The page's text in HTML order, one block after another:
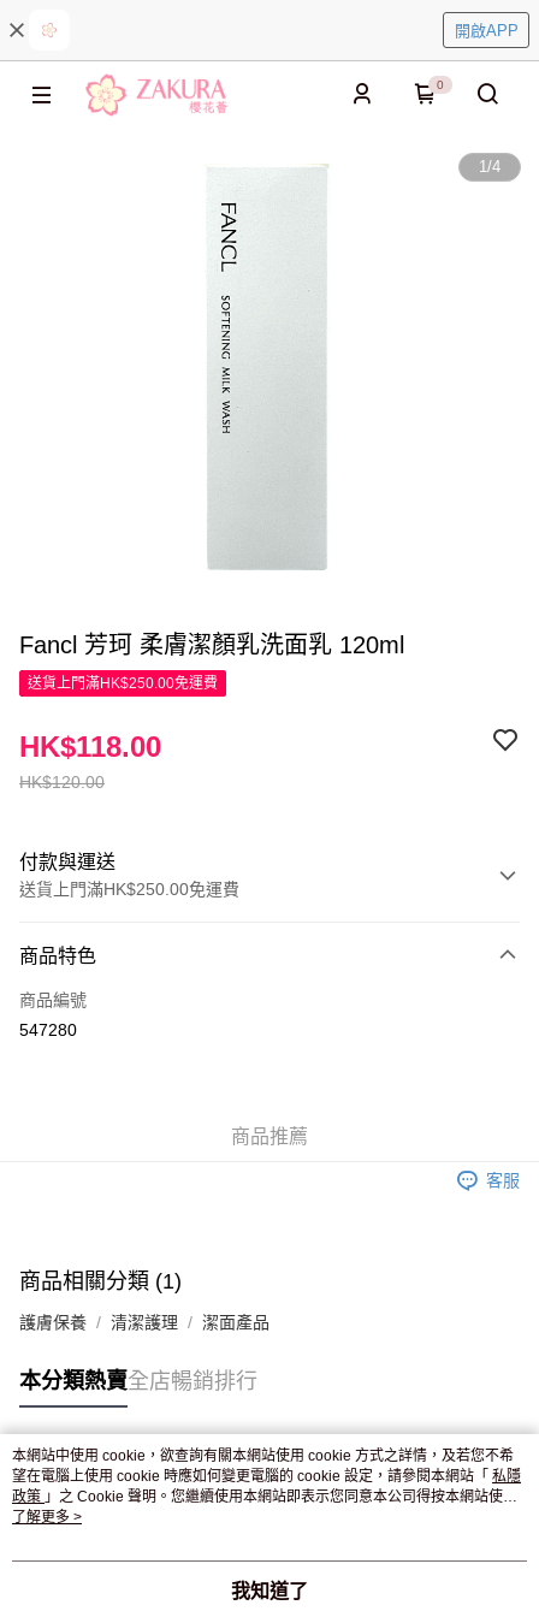
開啟APP
0
1/4
Fancl 芳珂 柔膚潔顏乳洗面乳 120ml
送貨上門滿HK$250.00免運費
HK$120.00
HK$118.00
付款與運送
送貨上門滿HK$250.00免運費
信用卡
Apple Pay
付款後門市自取，訂單確認後2-4個工作天到店，7天內取。逾期後
商品特色
商品編號
547280
商品推薦
客服
商品相關分類 (1)
護膚保養 清潔護理 潔面產品
本分類熱賣全店暢銷排行
熱門標籤
熱銷排行
本網站中使用 cookie，欲查詢有關本網站使用 cookie 方式之詳情，及若您不希
望在電腦上使用 cookie 時應如何變更電腦的 cookie 設定，請參閱本網站「 私隱
政策 」之 Cookie 聲明。您繼續使用本網站即表示您同意本公司得按本網站使用
條款之 Cookie 聲明使用 cookie。
了解更多 >
我知道了